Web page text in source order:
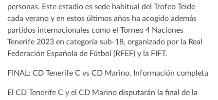
personas. Este estadio es sede habitual del Trofeo Teide
cada verano y en estos últimos años ha acogido además
partidos internacionales como el Torneo 4 Naciones
Tenerife 2023 en categoría sub-18, organizado por la Real
Federación Española de Fútbol (RFEF) y la FIFT.
FINAL: CD Tenerife C vs CD Marino. Información completa
El CD Tenerife C y el CD Marino disputarán la final de la